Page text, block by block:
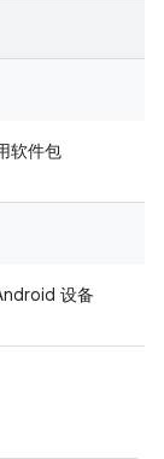
软件包
设备